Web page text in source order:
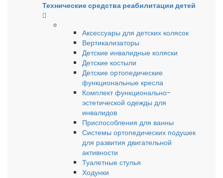
Технические средства реабилитации детей
Аксессуары для детских колясок
Вертикализаторы
Детские инвалидные коляски
Детские костыли
Детские ортопедические
функциональные кресла
Комплект функционально-
эстетической одежды для
инвалидов
Приспособления для ванны
Системы ортопедических подушек
для развития двигательной
активности
Туалетные стулья
Ходунки